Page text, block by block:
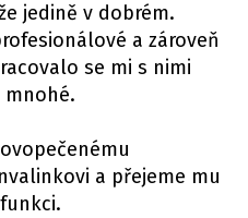
jedině v dobrém.
a zároveň
se mi s nimi
mnohé.
a přejeme mu